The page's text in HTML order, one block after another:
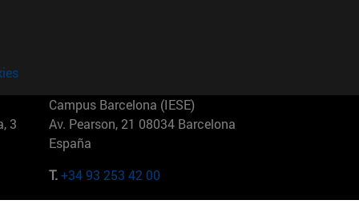
3
Campus Barcelona (IESE)
Av. Pearson, 21 08034 Barcelona
España
T.+34 93 253 42 00